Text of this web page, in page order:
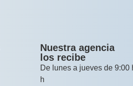
Nuestra agencia
los recibe
De lunes a jueves de 9:00
h